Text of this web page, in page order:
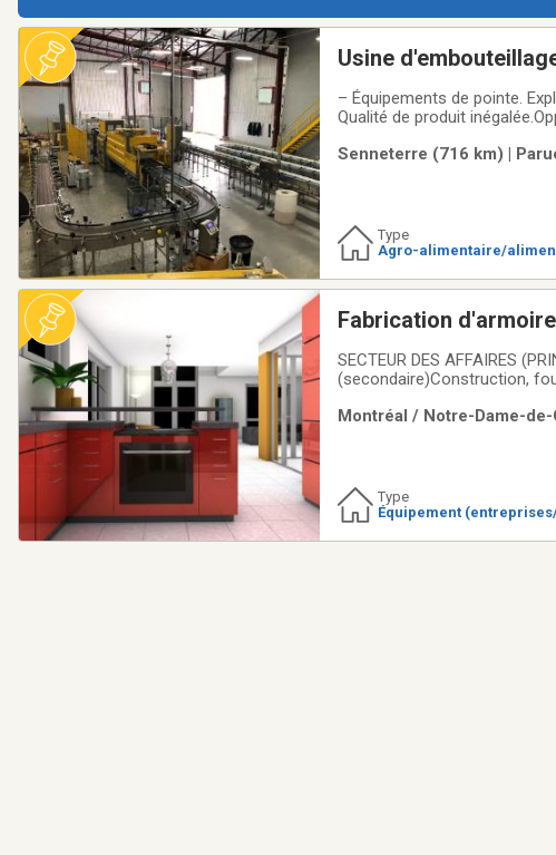
Usine
– Équipements de pointe.
Qualité de produit
avec un contenant
Senneterre (716 km) |
Type
Agro-alimentaire/
Fabrication
SECTEUR DES AFFAIRES
(secondaire)Construction,
ans.Clientèle
Montréal / Notre-Dame-
Type
Équipement